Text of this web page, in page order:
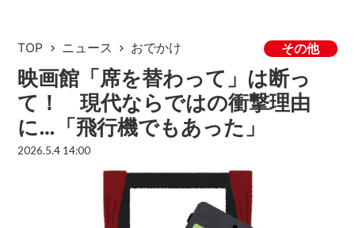
TOP ニュース おでかけ その他
映画館「席を替わって」は断っ
て！ 現代ならではの衝撃理由
に…「飛行機でもあった」
2026.5.4 14:00